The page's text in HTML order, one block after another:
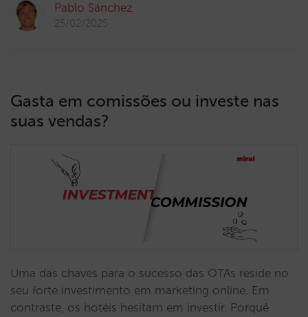
Pablo Sánchez
25/02/2025
Gasta em comissões ou investe nas
suas vendas?
Uma das chaves para o sucesso das OTAs reside no
seu forte investimento em marketing online. Em
contraste, os hotéis hesitam em investir. Porquê